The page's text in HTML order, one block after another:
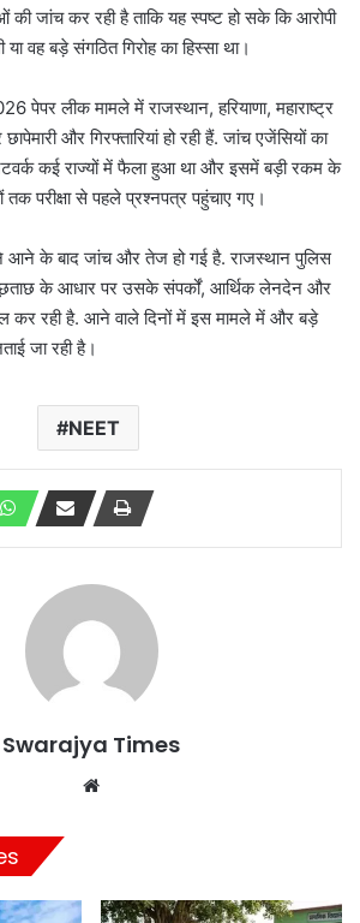
जांच कर रही है ताकि यह स्पष्ट हो सके कि आरोपी
वह बड़े संगठित गिरोह का हिस्सा था।
पेपर लीक मामले में राजस्थान, हरियाणा, महाराष्ट्र
और गिरफ्तारियां हो रही हैं. जांच एजेंसियों का
कई राज्यों में फैला हुआ था और इसमें बड़ी रकम के
परीक्षा से पहले प्रश्नपत्र पहुंचाए गए।
आने के बाद जांच और तेज हो गई है. राजस्थान पुलिस
के आधार पर उसके संपर्कों, आर्थिक लेनदेन और
कर रही है. आने वाले दिनों में इस मामले में और बड़े
जा रही है।
NEET
Swarajya Times